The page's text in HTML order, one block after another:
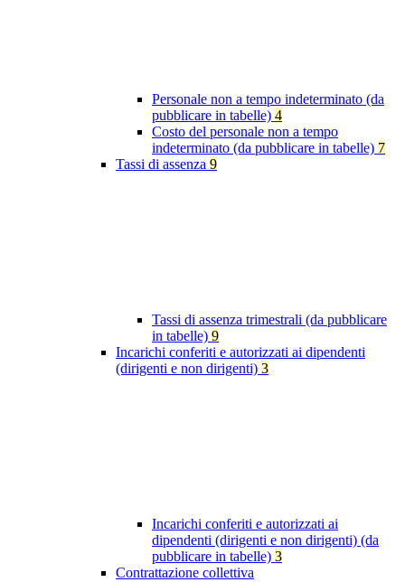
Personale non a tempo indeterminato (da
pubblicare in tabelle) 4
Costo del personale non a tempo
indeterminato (da pubblicare in tabelle) 7
Tassi di assenza 9
Tassi di assenza trimestrali (da pubblicare
in tabelle) 9
Incarichi conferiti e autorizzati ai dipendenti
(dirigenti e non dirigenti) 3
Incarichi conferiti e autorizzati ai
dipendenti (dirigenti e non dirigenti) (da
pubblicare in tabelle) 3
Contrattazione collettiva